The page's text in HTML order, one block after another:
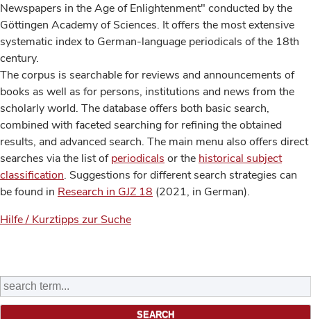
Newspapers in the Age of Enlightenment" conducted by the
Göttingen Academy of Sciences. It offers the most extensive
systematic index to German-language periodicals of the 18th
century.
The corpus is searchable for reviews and announcements of
books as well as for persons, institutions and news from the
scholarly world. The database offers both basic search,
combined with faceted searching for refining the obtained
results, and advanced search. The main menu also offers direct
searches via the list ofperiodicals or the historical subject
classification. Suggestions for different search strategies can
be found in Research in GJZ 18 (2021, in German).
Hilfe / Kurztipps zur Suche